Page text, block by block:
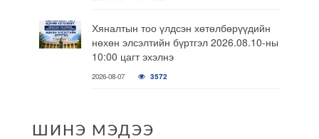
Хяналтын тоо үлдсэн хөтөлбөрүүдийн
нөхөн элсэлтийн бүртгэл 2026.08.10-ны
10:00 цагт эхэлнэ
2026-08-07 3572
ШИНЭ МЭДЭЭ